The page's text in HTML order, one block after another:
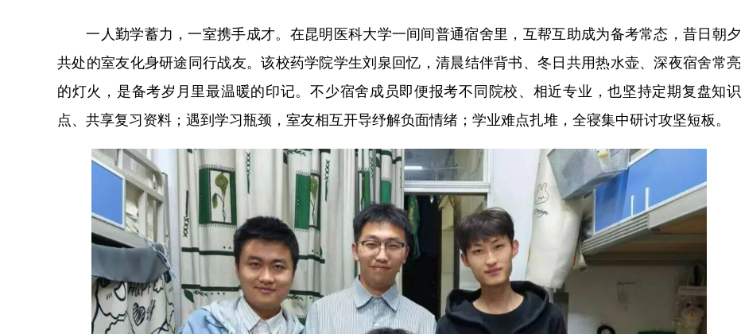
一人勤学蓄力，一室携手成才。在昆明医科大学一间间普通宿舍里，互帮互助成为备考常态，昔日朝夕
共处的室友化身研途同行战友。该校药学院学生刘泉回忆，清晨结伴背书、冬日共用热水壶、深夜宿舍常亮
的灯火，是备考岁月里最温暖的印记。不少宿舍成员即便报考不同院校、相近专业，也坚持定期复盘知识
点、共享复习资料；遇到学习瓶颈，室友相互开导纾解负面情绪；学业难点扎堆，全寝集中研讨攻坚短板。